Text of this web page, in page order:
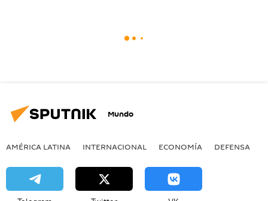
Mundo
AMÉRICA LATINA INTERNACIONAL ECONOMÍA DEFENSA